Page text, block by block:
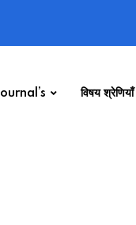
विषय श्रेणियाँ